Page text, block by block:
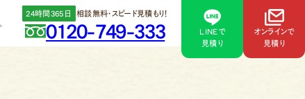
24時間365日 相談無料・スピード見積もり！
0120-749-333
LINEで
見積り
オンラインで
見積り